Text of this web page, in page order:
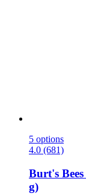
5 options
4.0 (681)
Burt's Bees
g)